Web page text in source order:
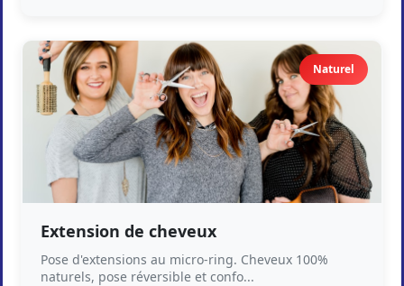
Naturel
Extension de cheveux
Pose d'extensions au micro-ring. Cheveux 100%
naturels, pose réversible et confo...